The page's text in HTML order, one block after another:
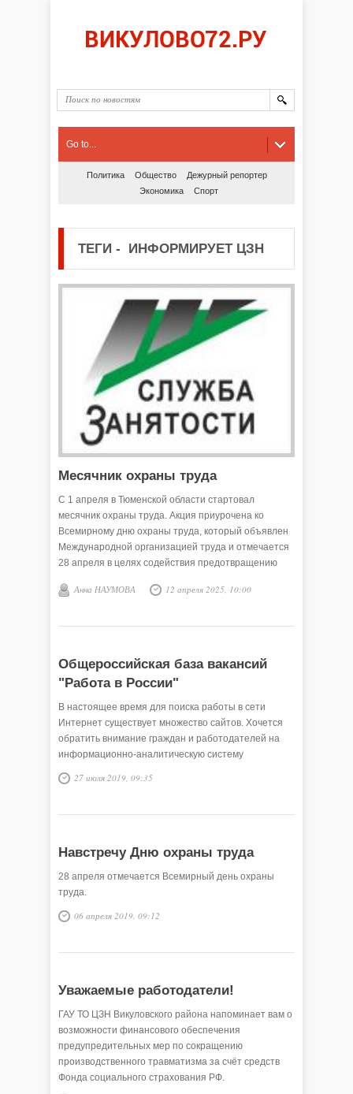
Go to...
Политика Общество
Дежурный репортер
Экономика
Спорт
ТЕГИ - ИНФОРМИРУЕТ ЦЗН
Месячник охраны труда
С 1 апреля в Тюменской области стартовал
месячник охраны труда. Акция приурочена ко
Всемирному дню охраны труда, который объявлен
Международной организацией труда и отмечается
28 апреля в целях содействия предотвращению
местах во всём мире.
Анна НАУМОВА 12 апреля 2025, 10:00
Общероссийская база вакансий
"Работа в России"
В настоящее время для поиска работы в сети
Интернет существует множество сайтов. Хочется
обратить внимание граждан и работодателей на
информационно-аналитическую систему
Общероссийская база вакансий «Работа в России»
(www.trudvsem.ru).
27 июля 2019, 09:35
Навстречу Дню охраны труда
28 апреля отмечается Всемирный день охраны
труда.
06 апреля 2019, 09:12
Уважаемые работодатели!
ГАУ ТО ЦЗН Викуловского района напоминает вам о
возможности финансового обеспечения
предупредительных мер по сокращению
производственного травматизма за счёт средств
Фонда социального страхования РФ.